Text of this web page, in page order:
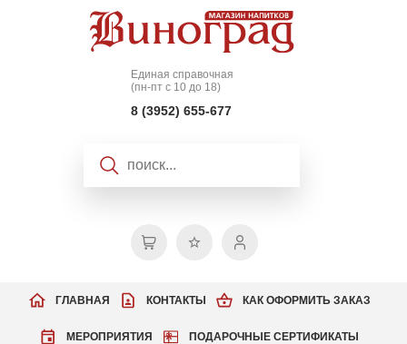
Единая справочная
(пн-пт с 10 до 18)
8 (3952) 655-677
КАК ОФОРМИТЬ ЗАКАЗ
МЕРОПРИЯТИЯ ПОДАРОЧНЫЕ СЕРТИФИКАТЫ
ГЛАВНАЯ КОНТАКТЫ